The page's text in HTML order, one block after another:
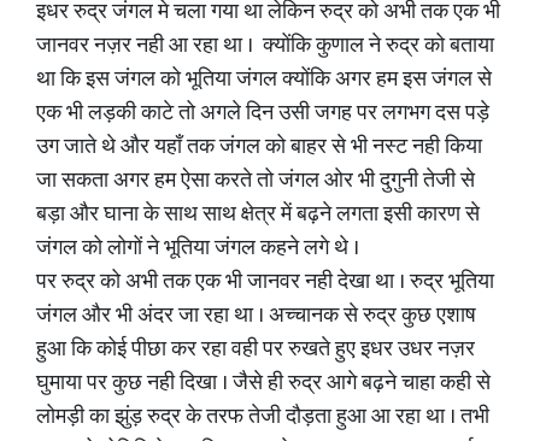
इधर रुद्र जंगल मे चला गया था लेकिन रुद्र को अभी तक एक भी
जानवर नज़र नही आ रहा था । क्योंकि कुणाल ने रुद्र को बताया
था कि इस जंगल को भूतिया जंगल क्योंकि अगर हम इस जंगल से
एक भी लड़की काटे तो अगले दिन उसी जगह पर लगभग दस पड़े
उग जाते थे और यहाँ तक जंगल को बाहर से भी नस्ट नही किया
जा सकता अगर हम ऐसा करते तो जंगल ओर भी दुगुनी तेजी से
बड़ा और घाना के साथ साथ क्षेत्र में बढ़ने लगता इसी कारण से
जंगल को लोगों ने भूतिया जंगल कहने लगे थे ।
पर रुद्र को अभी तक एक भी जानवर नही देखा था । रुद्र भूतिया
जंगल और भी अंदर जा रहा था । अच्चानक से रुद्र कुछ एशाष
हुआ कि कोई पीछा कर रहा वही पर रुखते हुए इधर उधर नज़र
घुमाया पर कुछ नही दिखा । जैसे ही रुद्र आगे बढ़ने चाहा कही से
लोमड़ी का झुंड़ रुद्र के तरफ तेजी दौड़ता हुआ आ रहा था । तभी